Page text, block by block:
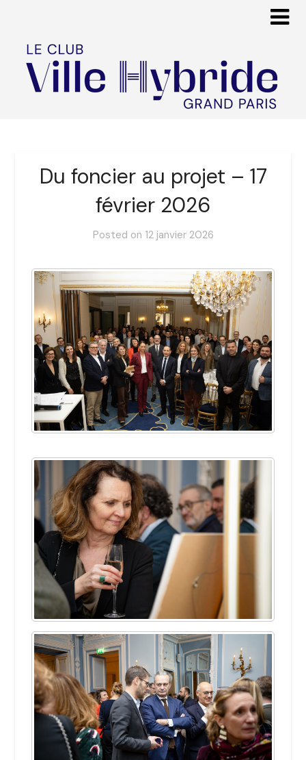
Du foncier au projet – 17
février 2026
Posted on 12 janvier 2026